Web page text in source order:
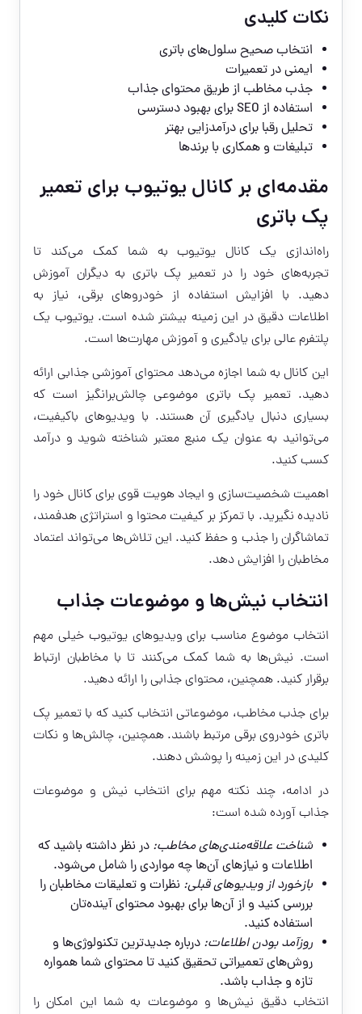
نکات کلیدی
انتخاب صحیح سلول‌های باتری
ایمنی در تعمیرات
جذب مخاطب از طریق محتوای جذاب
استفاده از SEO برای بهبود دسترسی
تحلیل رقبا برای درآمدزایی بهتر
تبلیغات و همکاری با برندها
مقدمه‌ای بر کانال یوتیوب برای تعمیر
پک باتری
راه‌اندازی یک کانال یوتیوب به شما کمک می‌کند تا
تجربه‌های خود را در تعمیر پک باتری به دیگران آموزش
دهید. با افزایش استفاده از خودروهای برقی، نیاز به
اطلاعات دقیق در این زمینه بیشتر شده است. یوتیوب یک
پلتفرم عالی برای یادگیری و آموزش مهارت‌ها است.
این کانال به شما اجازه می‌دهد محتوای آموزشی جذابی ارائه
دهید. تعمیر پک باتری موضوعی چالش‌برانگیز است که
بسیاری دنبال یادگیری آن هستند. با ویدیوهای باکیفیت،
می‌توانید به عنوان یک منبع معتبر شناخته شوید و درآمد
کسب کنید.
اهمیت شخصیت‌سازی و ایجاد هویت قوی برای کانال خود را
نادیده نگیرید. با تمرکز بر کیفیت محتوا و استراتژی هدفمند،
تماشاگران را جذب و حفظ کنید. این تلاش‌ها می‌تواند اعتماد
مخاطبان را افزایش دهد.
انتخاب نیش‌ها و موضوعات جذاب
انتخاب موضوع مناسب برای ویدیوهای یوتیوب خیلی مهم
است. نیش‌ها به شما کمک می‌کنند تا با مخاطبان ارتباط
برقرار کنید. همچنین، محتوای جذابی را ارائه دهید.
برای جذب مخاطب، موضوعاتی انتخاب کنید که با تعمیر پک
باتری خودروی برقی مرتبط باشند. همچنین، چالش‌ها و نکات
کلیدی در این زمینه را پوشش دهند.
در ادامه، چند نکته مهم برای انتخاب نیش و موضوعات
جذاب آورده شده است:
شناخت علاقه‌مندی‌های مخاطب: در نظر داشته باشید که
اطلاعات و نیازهای آن‌ها چه مواردی را شامل می‌شود.
بازخورد از ویدیوهای قبلی: نظرات و تعليقات مخاطبان را
بررسی کنید و از آن‌ها برای بهبود محتوای آینده‌تان
استفاده کنید.
روزآمد بودن اطلاعات: درباره جدیدترین تکنولوژی‌ها و
روش‌های تعمیراتی تحقیق کنید تا محتوای شما همواره
تازه و جذاب باشد.
انتخاب دقیق نیش‌ها و موضوعات به شما این امکان را